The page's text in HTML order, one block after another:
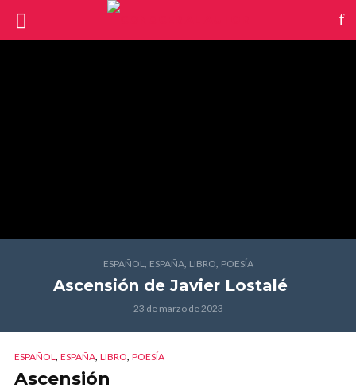
ESPAÑOL, ESPAÑA, LIBRO, POESÍA
Ascensión de Javier Lostalé
23 de marzo de 2023
ESPAÑOL, ESPAÑA, LIBRO, POESÍA
Ascensión